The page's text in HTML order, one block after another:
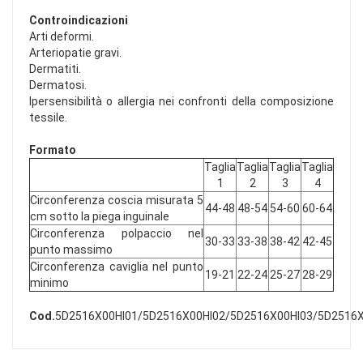
Controindicazioni
Arti deformi.
Arteriopatie gravi.
Dermatiti.
Dermatosi.
Ipersensibilità o allergia nei confronti della composizione
tessile.
Formato
Taglia
1
Taglia
2
Taglia
3
Taglia
4
Circonferenza coscia misurata 5
cm sotto la piega inguinale
44-48 48-54 54-60 60-64
Circonferenza polpaccio nel
punto massimo
30-33 33-38 38-42 42-45
Circonferenza caviglia nel punto
minimo
19-21 22-2425-2728-29
Cod.5D2516X00HI01/5D2516X00HI02/5D2516X00HI03/